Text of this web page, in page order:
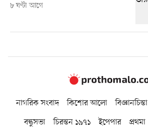
৮ ঘণ্টা আগে
নাগরিক সংবাদ কিশোর আলো বিজ্ঞানচিন্তা
বন্ধুসভা
চিরন্তন ১৯৭১ ইপেপার প্রথমা